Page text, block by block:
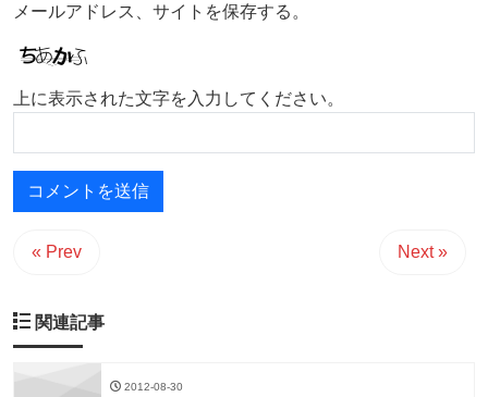
メールアドレス、サイトを保存する。
上に表示された文字を入力してください。
« Prev Next »
関連記事
2012-08-30